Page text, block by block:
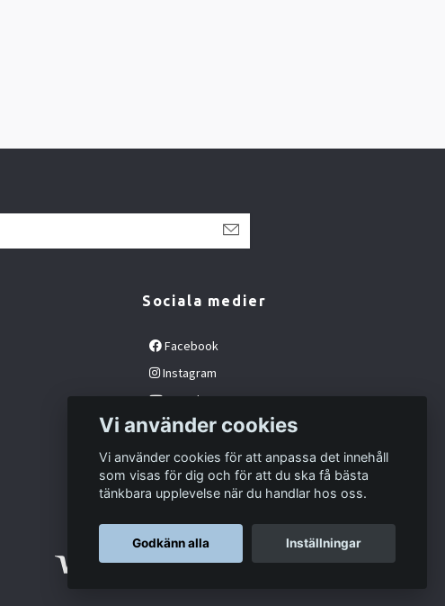
Sociala medier
Facebook
Instagram
YouTube
Vi använder cookies
Vi använder cookies för att anpassa det innehåll
som visas för dig och för att du ska få bästa
tänkbara upplevelse när du handlar hos oss.
Godkänn alla Inställningar